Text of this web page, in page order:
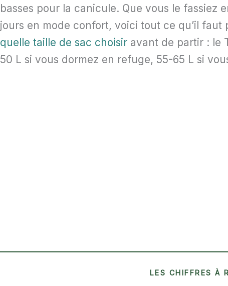
basses pour la canicule. Que vous le fassiez
jours en mode confort, voici tout ce qu’il faut
quelle taille de sac choisir avant de partir : le
50 L si vous dormez en refuge, 55-65 L si
LES CHIFFRES À